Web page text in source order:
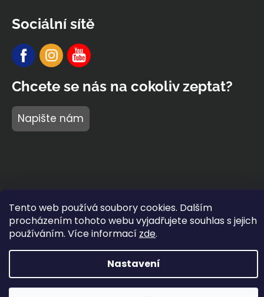
Tento web používá soubory cookies. Dalším
procházením tohoto webu vyjadřujete souhlas s jejich
používáním. Více informací zde.
Nastavení
Sociální sítě
Chcete se nás na cokoliv zeptat?
Napište nám
BARIDI wear®. Všechna práva vyhrazena.